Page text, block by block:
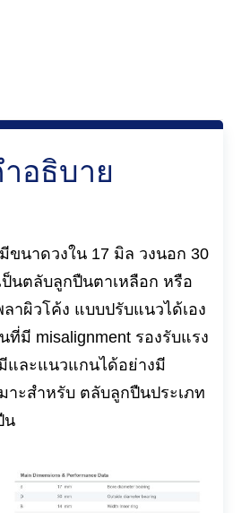
อธิบาย
ขนาดวงใน 17 มิล วงนอก 30
นตลับลูกปืนตาเหลือก หรือ
าผิวโค้ง แบบปรับแนวได้เอง
ที่มี misalignment รองรับแรง
และแนวแกนได้อย่างมี
าะสำหรับ ตลับลูกปืนประเภท
น